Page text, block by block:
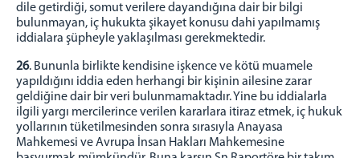
dile getirdiği, somut verilere dayandığına dair bir bilgi
bulunmayan, iç hukukta şikayet konusu dahi yapılmamış
iddialara şüpheyle yaklaşılması gerekmektedir.
26. Bununla birlikte kendisine işkence ve kötü muamele
yapıldığını iddia eden herhangi bir kişinin ailesine zarar
geldiğine dair bir veri bulunmamaktadır. Yine bu iddialarla
ilgili yargı mercilerince verilen kararlara itiraz etmek, iç hukuk
yollarının tüketilmesinden sonra sırasıyla Anayasa
Mahkemesi ve Avrupa İnsan Hakları Mahkemesine